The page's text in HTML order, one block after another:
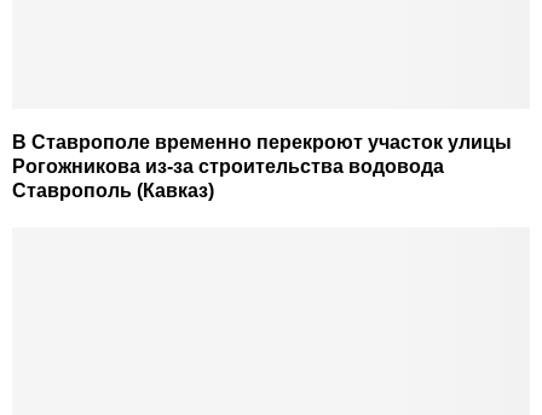
В Ставрополе временно перекроют участок улицы
Рогожникова из-за строительства водовода
Ставрополь (Кавказ)